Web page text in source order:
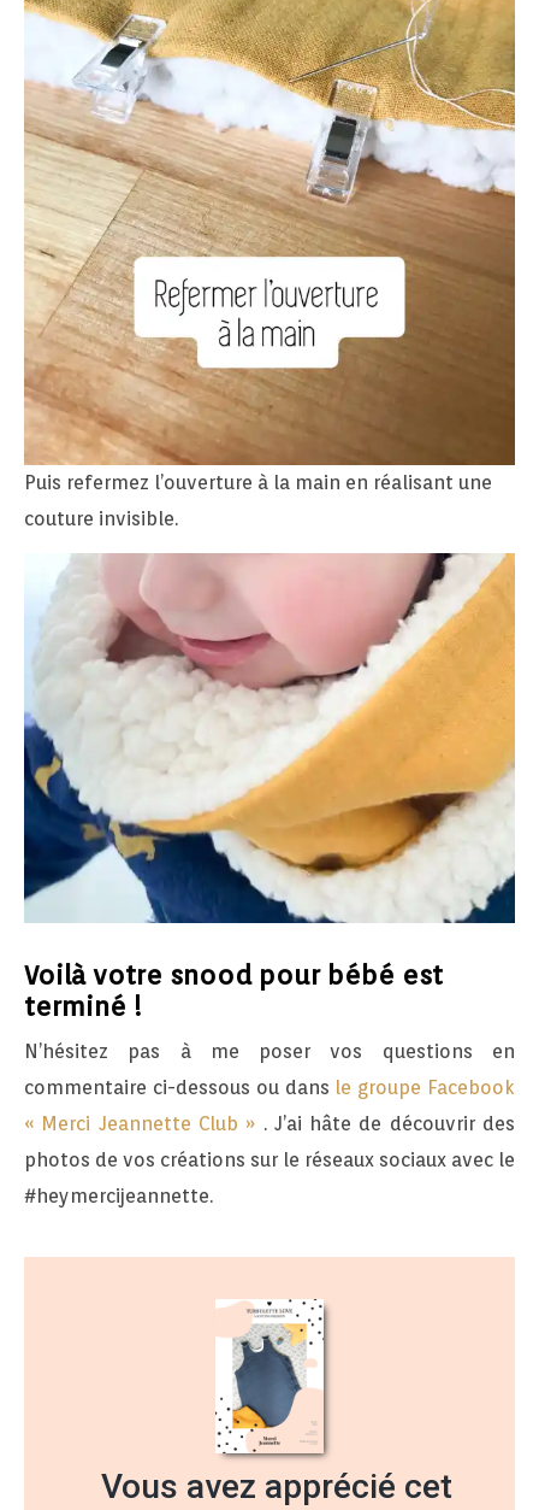
Puis refermez l’ouverture à la main en réalisant une
couture invisible.
Voilà votre snood pour bébé est
terminé !
N’hésitez pas à me poser vos questions en
commentaire ci-dessous ou dans le groupe Facebook
« Merci Jeannette Club » . J’ai hâte de découvrir des
photos de vos créations sur le réseaux sociaux avec le
#heymercijeannette.
Vous avez apprécié cet